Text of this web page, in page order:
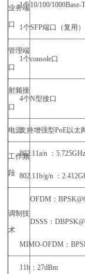
业务端
口
1个10/100/1000Base-T
1个SFP端口（复用）
管理端
口
1个console口
射频接
口
4个N型接口
电源支持增强型PoE以太
工作频
段
802.11a/n ：
802.11b/g/n ：
调制技
术
OFDM ：
DSSS ：
MIMO-OFDM ：
11b： 27dBm